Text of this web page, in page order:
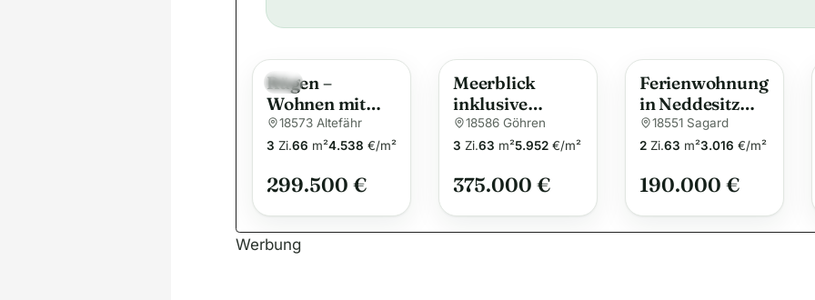
t
e
Neu
Rügen –
Wohnen mit
Hafenblick &
maritimen Flair
Strahlsund
18573 Altefähr
3 Zi.66 m²4.538 €/m²
299.500 €
Meerblick
inklusive
Traumhafte
Wohnung in
18586 Göhren
3 Zi.63 m²5.952 €/m²
375.000 €
Ferienwohnung
in Neddesitz
mit fußläufiger
Wellnessoase
renditenreiche
18551 Sagard
2 Zi.63 m²3.016 €/m²
190.000 €
Werbung